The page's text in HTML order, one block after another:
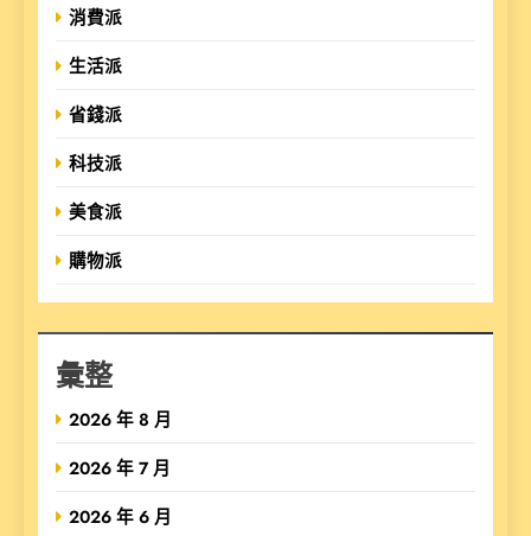
消費派
生活派
省錢派
科技派
美食派
購物派
彙整
2026 年 8 月
2026 年 7 月
2026 年 6 月